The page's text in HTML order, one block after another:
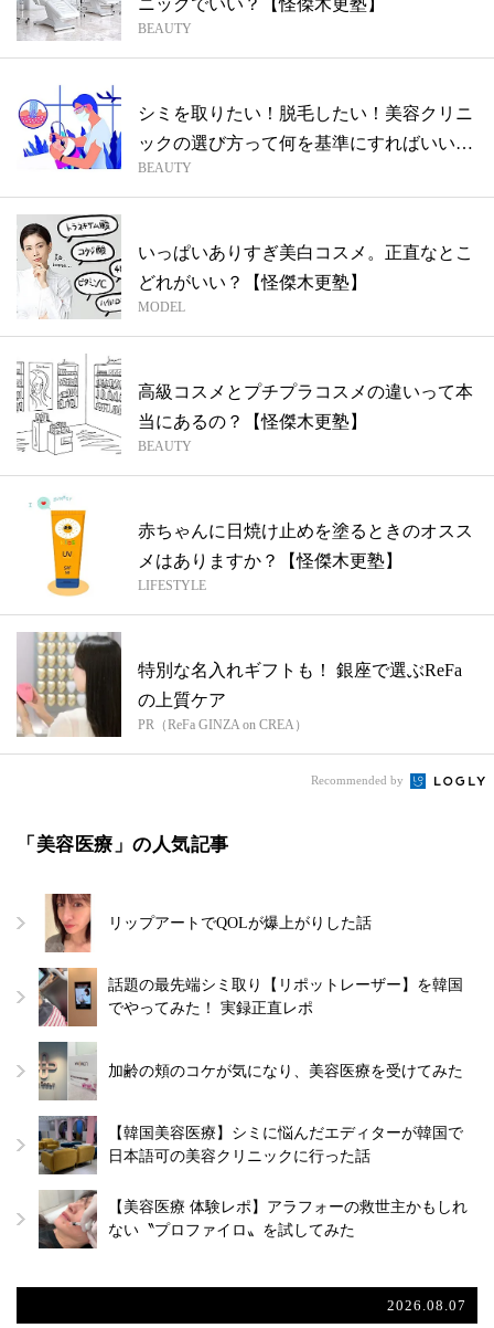
ニックでいい？【怪傑木更塾】
BEAUTY
シミを取りたい！脱毛したい！美容クリニ
ックの選び方って何を基準にすればいい？
【怪...
BEAUTY
いっぱいありすぎ美白コスメ。正直なとこ
どれがいい？【怪傑木更塾】
MODEL
高級コスメとプチプラコスメの違いって本
当にあるの？【怪傑木更塾】
BEAUTY
赤ちゃんに日焼け止めを塗るときのオスス
メはありますか？【怪傑木更塾】
LIFESTYLE
特別な名入れギフトも！ 銀座で選ぶReFa
の上質ケア
PR（ReFa GINZA on CREA）
Recommended by
「美容医療」の人気記事
リップアートでQOLが爆上がりした話
話題の最先端シミ取り【リポットレーザー】を韓国
でやってみた！ 実録正直レポ
加齢の頬のコケが気になり、美容医療を受けてみた
【韓国美容医療】シミに悩んだエディターが韓国で
日本語可の美容クリニックに行った話
【美容医療 体験レポ】アラフォーの救世主かもしれ
ない〝プロファイロ〟を試してみた
2026.08.07